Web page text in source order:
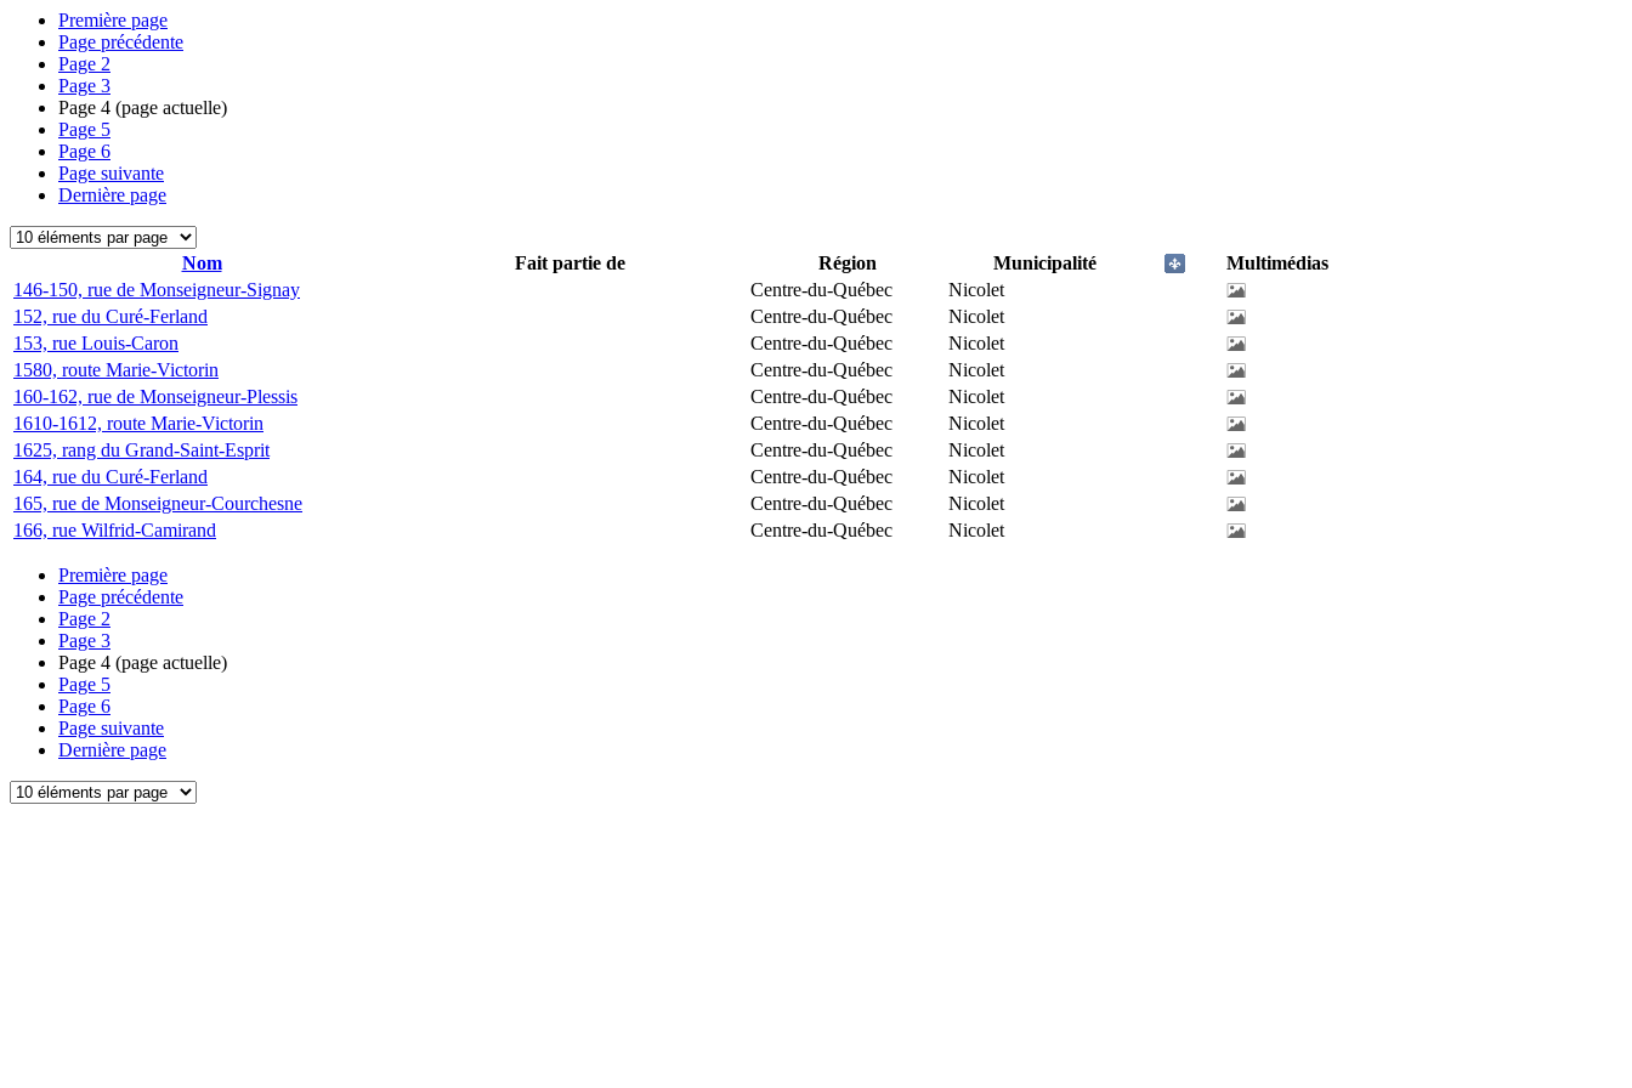
Première page
Page précédente
Page 2
Page 3
Page 4 (page actuelle)
Page 5
Page 6
Page suivante
Dernière page
Nom Fait partie de Région Municipalité
Multimédias
146-150, rue de Monseigneur-Signay
Centre-du-Québec
Nicolet
152, rue du Curé-Ferland
Centre-du-Québec
Nicolet
153, rue Louis-Caron
Centre-du-Québec
Nicolet
1580, route Marie-Victorin
Centre-du-Québec
Nicolet
160-162, rue de Monseigneur-Plessis
Centre-du-Québec
Nicolet
1610-1612, route Marie-Victorin
Centre-du-Québec
Nicolet
1625, rang du Grand-Saint-Esprit
Centre-du-Québec
Nicolet
164, rue du Curé-Ferland
Centre-du-Québec
Nicolet
165, rue de Monseigneur-Courchesne
Centre-du-Québec
Nicolet
166, rue Wilfrid-Camirand
Centre-du-Québec Nicolet
Première page
Page précédente
Page 2
Page 3
Page 4 (page actuelle)
Page 5
Page 6
Page suivante
Dernière page